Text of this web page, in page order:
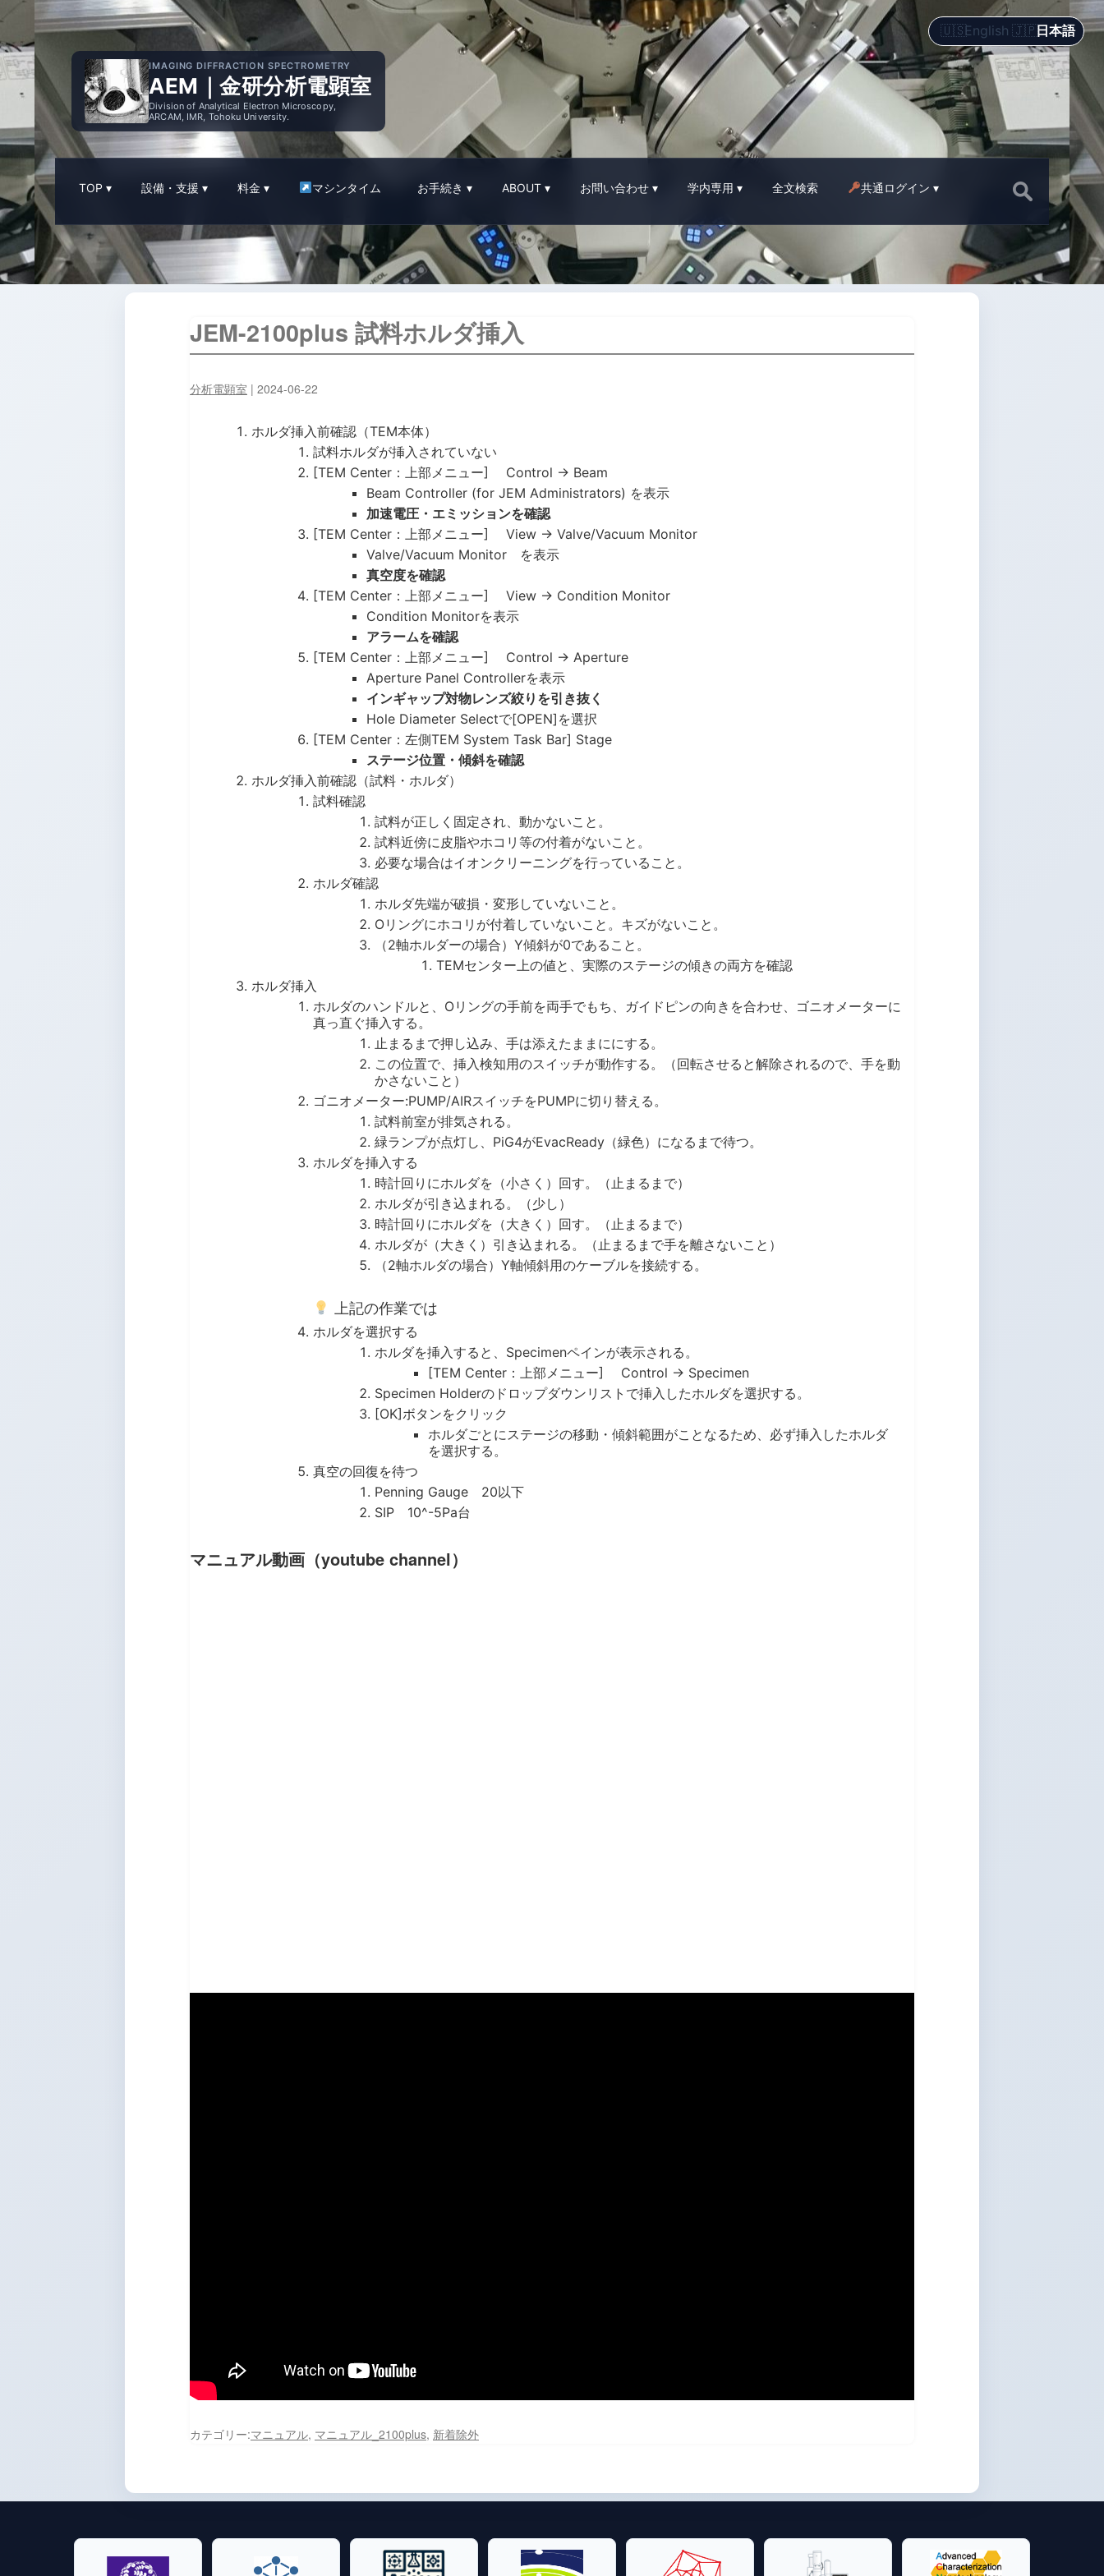
English 日本語
IMAGING DIFFRACTION SPECTROMETRY
AEM｜金研分析電顕室
Division of Analytical Electron Microscopy,
ARCAM, IMR, Tohoku University.
TOP 設備・支援 料金 マシンタイム お手続き ABOUT お問い合わせ 学内専用 全文検索 共通ログイン
Search
for:
JEM-2100plus 試料ホルダ挿入
分析電顕室 | 2024-06-22
ホルダ挿入前確認（TEM本体）
試料ホルダが挿入されていない
[TEM Center：上部メニュー] Control → Beam
Beam Controller (for JEM Administrators) を表示
加速電圧・エミッションを確認
[TEM Center：上部メニュー] View → Valve/Vacuum Monitor
Valve/Vacuum Monitor を表示
真空度を確認
[TEM Center：上部メニュー] View → Condition Monitor
Condition Monitorを表示
アラームを確認
[TEM Center：上部メニュー] Control → Aperture
Aperture Panel Controllerを表示
インギャップ対物レンズ絞りを引き抜く
Hole Diameter Selectで[OPEN]を選択
[TEM Center：左側TEM System Task Bar] Stage
ステージ位置・傾斜を確認
ホルダ挿入前確認（試料・ホルダ）
試料確認
試料が正しく固定され、動かないこと。
試料近傍に皮脂やホコリ等の付着がないこと。
必要な場合はイオンクリーニングを行っていること。
ホルダ確認
ホルダ先端が破損・変形していないこと。
Oリングにホコリが付着していないこと。キズがないこと。
（2軸ホルダーの場合）Y傾斜が0であること。
TEMセンター上の値と、実際のステージの傾きの両方を確認
ホルダ挿入
ホルダのハンドルと、Oリングの手前を両手でもち、ガイドピンの向きを合わせ、ゴニオメーターに
真っ直ぐ挿入する。
止まるまで押し込み、手は添えたままににする。
この位置で、挿入検知用のスイッチが動作する。（回転させると解除されるので、手を動
かさないこと）
ゴニオメーター:PUMP/AIRスイッチをPUMPに切り替える。
試料前室が排気される。
緑ランプが点灯し、PiG4がEvacReady（緑色）になるまで待つ。
ホルダを挿入する
時計回りにホルダを（小さく）回す。（止まるまで）
ホルダが引き込まれる。（少し）
時計回りにホルダを（大きく）回す。（止まるまで）
ホルダが（大きく）引き込まれる。（止まるまで手を離さないこと）
（2軸ホルダの場合）Y軸傾斜用のケーブルを接続する。
上記の作業では
ホルダを選択する
ホルダを挿入すると、Specimenペインが表示される。
[TEM Center：上部メニュー] Control → Specimen
Specimen Holderのドロップダウンリストで挿入したホルダを選択する。
[OK]ボタンをクリック
ホルダごとにステージの移動・傾斜範囲がことなるため、必ず挿入したホルダ
を選択する。
真空の回復を待つ
Penning Gauge 20以下
SIP 10^-5Pa台
マニュアル動画（youtube channel）
カテゴリー:マニュアル, マニュアル_2100plus, 新着除外